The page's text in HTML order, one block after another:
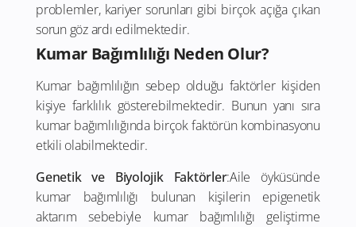
problemler, kariyer sorunları gibi birçok açığa çıkan
sorun göz ardı edilmektedir.
Kumar Bağımlılığı Neden Olur?
Kumar bağımlılığın sebep olduğu faktörler kişiden
kişiye farklılık gösterebilmektedir. Bunun yanı sıra
kumar bağımlılığında birçok faktörün kombinasyonu
etkili olabilmektedir.
Genetik ve Biyolojik Faktörler:Aile öyküsünde
kumar bağımlılığı bulunan kişilerin epigenetik
aktarım sebebiyle kumar bağımlılığı geliştirme